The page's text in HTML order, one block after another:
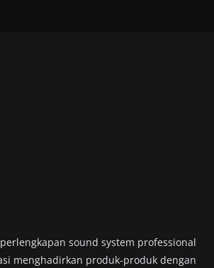
sound system professional
menghadirkan produk-produk dengan